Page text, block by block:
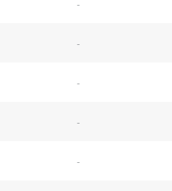
-
-
-
-
-